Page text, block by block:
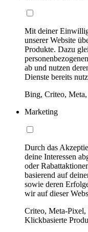
Mit deiner
unserer Website
Produkte. Dazu
ab und nutzen
Dienste bereits
Bing, Criteo,
Marketing
Durch das
deine Interessen
oder
basierend auf
sowie deren
wir auf dieser
Criteo, Meta-
Klickbasierte